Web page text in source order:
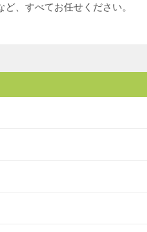
ど、すべてお任せください。